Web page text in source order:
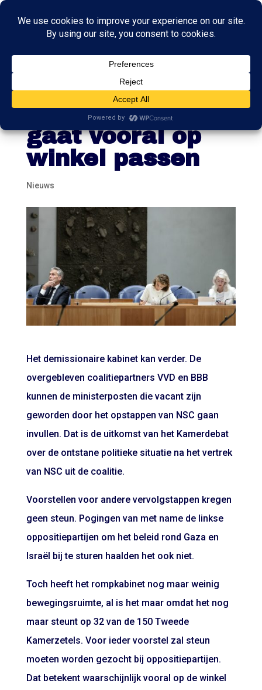
Rompkabinet-
Schoof kan door,
gaat vooral op
winkel passen
Nieuws
Het demissionaire kabinet kan verder. De
overgebleven coalitiepartners VVD en BBB
kunnen de ministerposten die vacant zijn
geworden door het opstappen van NSC gaan
invullen. Dat is de uitkomst van het Kamerdebat
over de ontstane politieke situatie na het vertrek
van NSC uit de coalitie.
Voorstellen voor andere vervolgstappen kregen
geen steun. Pogingen van met name de linkse
oppositiepartijen om het beleid rond Gaza en
Israël bij te sturen haalden het ook niet.
Toch heeft het rompkabinet nog maar weinig
bewegingsruimte, al is het maar omdat het nog
maar steunt op 32 van de 150 Tweede
Kamerzetels. Voor ieder voorstel zal steun
moeten worden gezocht bij oppositiepartijen.
Dat betekent waarschijnlijk vooral op de winkel